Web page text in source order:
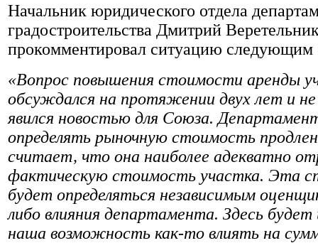
Начальник юридического отдела
градостроительства Дмитрий
прокомментировал ситуацию следующим
«Вопрос повышения стоимости аренды
обсуждался на протяжении двух лет и
явился новостью для Союза.
определять рыночную стоимость
считает, что она наиболее адекватно
фактическую стоимость участка. Эта
будет определяться независимым
либо влияния департамента. Здесь будет
наша возможность как-то влиять на